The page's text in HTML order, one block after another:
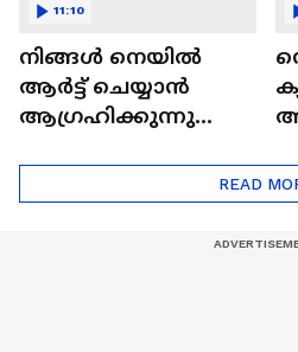
നിങ്ങൾ നെയിൽ
ആർട്ട് ചെയ്യാൻ
ആഗ്രഹിക്കുന്നുണ്ടോ
ട്രെൻഡിനെക്കുറിച്ച് |
Nail Art | Trends Cafe
11:10
READ